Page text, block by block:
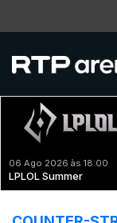
06 Ago 2026 às 18:00
LPLOL Summer